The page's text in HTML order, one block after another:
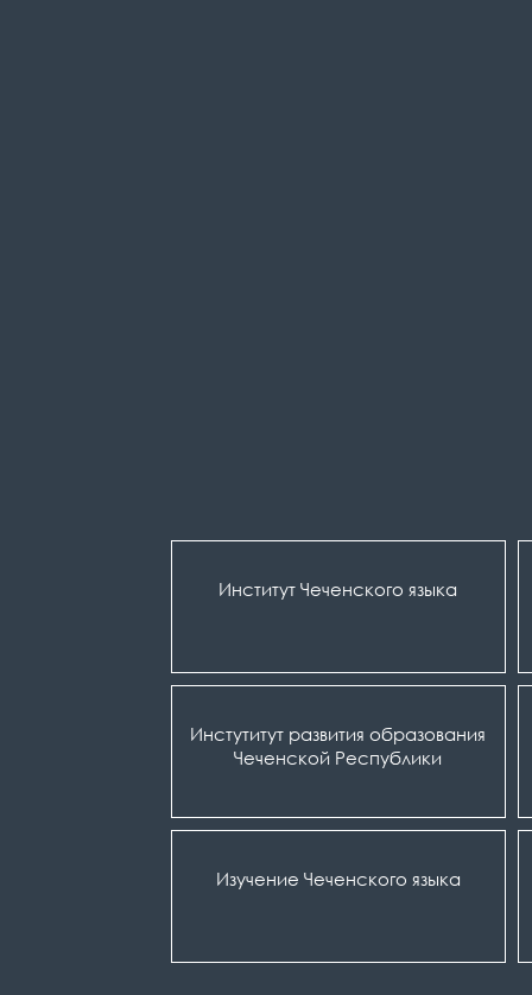
Институт Чеченского языка
Инстутитут развития образования
Чеченской Республики
Изучение Чеченского языка